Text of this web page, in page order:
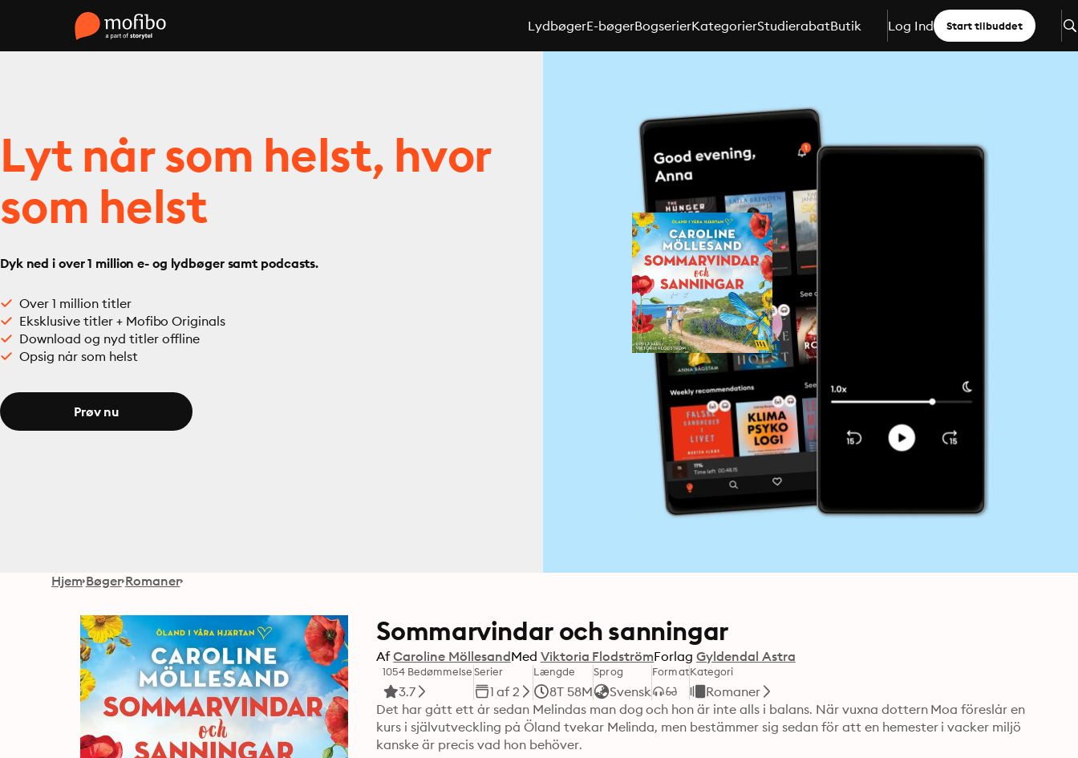
LydbøgerE-bøgerBogserierKategorierStudierabatButik Log Ind Start tilbuddet
Lyt når som helst, hvor
som helst
Dyk ned i over 1 million e- og lydbøger samt podcasts.
Over 1 million titler
Eksklusive titler + Mofibo Originals
Download og nyd titler offline
Opsig når som helst
Prøv nu
Hjem Bøger Romaner
Sommarvindar och sanningar
Af Caroline MöllesandMed Viktoria FlodströmForlag Gyldendal Astra
1054 Bedømmelse
3.7
Serier
1 af 2
Længde
8T 58M
Sprog
Svensk
FormatKategori
Romaner
Det har gått ett år sedan Melindas man dog och hon är inte alls i balans. När vuxna dottern Moa föreslår en
kurs i självutveckling på Öland tvekar Melinda, men bestämmer sig sedan för att en hemester i vacker miljö
kanske är precis vad hon behöver.